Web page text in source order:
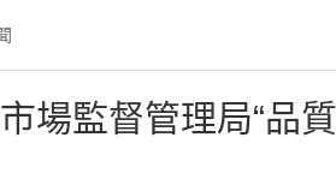
場監督管理局“品